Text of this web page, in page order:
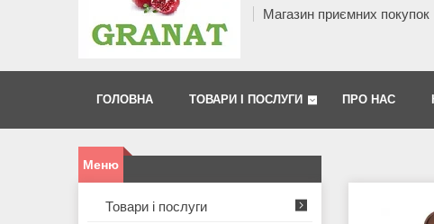
Магазин приємних покупок
ГОЛОВНА ТОВАРИ І ПОСЛУГИ ПРО НАС
Товари і послуги